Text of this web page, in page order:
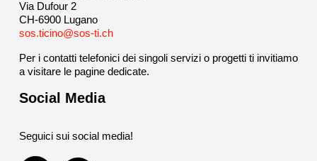
Via Dufour 2
CH-6900 Lugano
sos.ticino@sos-ti.ch
Per i contatti telefonici dei singoli servizi o progetti ti invitiamo
a visitare le pagine dedicate.
Social Media
Seguici sui social media!